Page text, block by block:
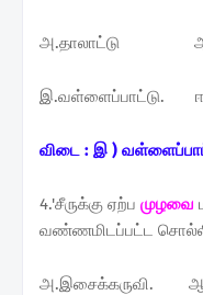
அ.தாலாட்டு
இ.வள்ளைப்பாட்டு.
விடை : இ )
4.'சீருக்கு ஏற்ப முழவை
வண்ணமிடப்பட்ட
அ.இசைக்கருவி.